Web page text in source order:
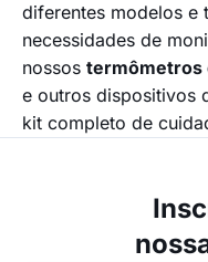
diferentes modelos e
necessidades de
nossos termômetros
e outros dispositivos
kit completo de